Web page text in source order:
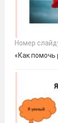
Номер
«Как помочь